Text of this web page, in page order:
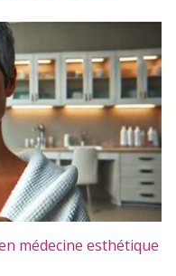
médecine esthétique